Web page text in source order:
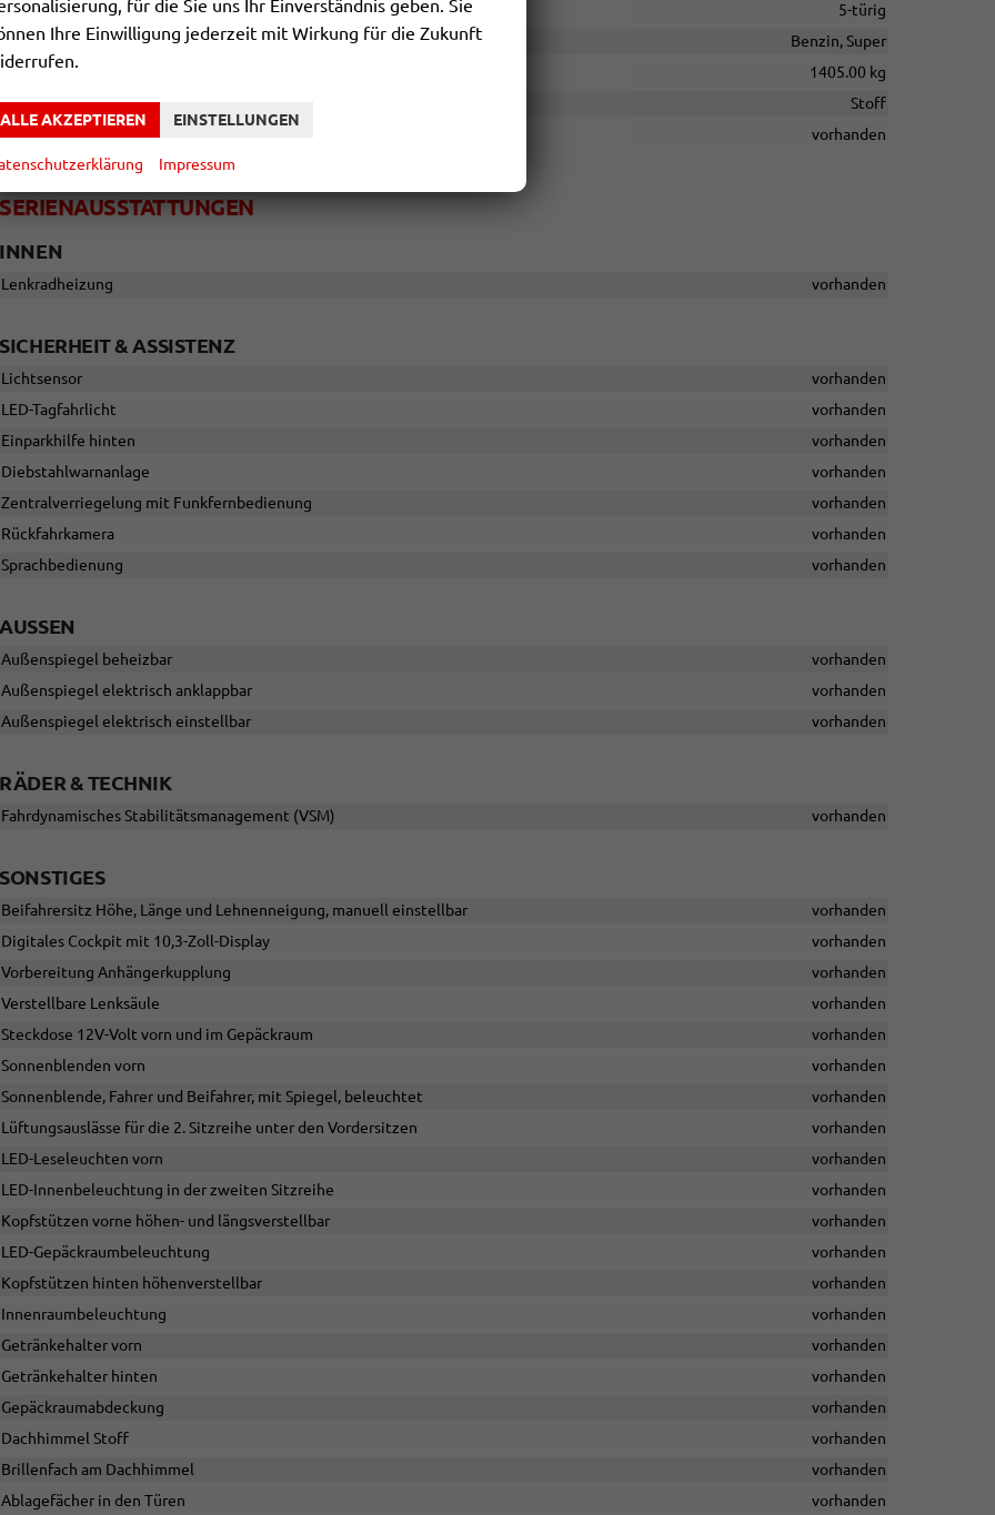
Anzahl Türen
5-türig
Kraftstoff: unterstützte
Benzin, Super
Leergewicht
1405.00 kg
Polsterung
Stoff
Rußpartikelfilter / SCR
vorhanden
SERIENAUSSTATTUNGEN
INNEN
Lenkradheizung vorhanden
SICHERHEIT & ASSISTENZ
Lichtsensor
vorhanden
LED-Tagfahrlicht
vorhanden
Einparkhilfe hinten
vorhanden
Diebstahlwarnanlage
vorhanden
Zentralverriegelung mit Funkfernbedienung
vorhanden
Rückfahrkamera
vorhanden
Sprachbedienung
vorhanden
AUSSEN
Außenspiegel beheizbar
vorhanden
Außenspiegel elektrisch anklappbar
vorhanden
Außenspiegel elektrisch einstellbar
vorhanden
RÄDER & TECHNIK
Fahrdynamisches Stabilitätsmanagement (VSM) vorhanden
SONSTIGES
Beifahrersitz Höhe, Länge und Lehnenneigung, manuell einstellbar
vorhanden
Digitales Cockpit mit 10,3-Zoll-Display
vorhanden
Vorbereitung Anhängerkupplung
vorhanden
Verstellbare Lenksäule
vorhanden
Steckdose 12V-Volt vorn und im Gepäckraum
vorhanden
Sonnenblenden vorn
vorhanden
Sonnenblende, Fahrer und Beifahrer, mit Spiegel, beleuchtet
vorhanden
Lüftungsauslässe für die 2. Sitzreihe unter den Vordersitzen
vorhanden
LED-Leseleuchten vorn
vorhanden
LED-Innenbeleuchtung in der zweiten Sitzreihe
vorhanden
Kopfstützen vorne höhen- und längsverstellbar
vorhanden
LED-Gepäckraumbeleuchtung
vorhanden
Kopfstützen hinten höhenverstellbar
vorhanden
Innenraumbeleuchtung
vorhanden
Getränkehalter vorn
vorhanden
Getränkehalter hinten
vorhanden
Gepäckraumabdeckung
vorhanden
Dachhimmel Stoff
vorhanden
Brillenfach am Dachhimmel
vorhanden
Ablagefächer in den Türen
vorhanden
für die Sie uns Ihr Einverständnis geben. Sie
Ihre Einwilligung jederzeit mit Wirkung für die Zukunft
ALLE AKZEPTIEREN EINSTELLUNGEN
Impressum